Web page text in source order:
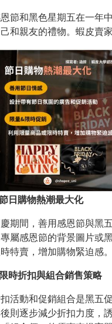
節和黑色星期五在一年
和親友的禮物。蝦皮賣
日購物熱潮最大化
期間，善用感恩節與黑
屬感恩節的背景圖片或
特賣，增加購物緊迫感。
時折扣與組合銷售策略
活動和促銷組合是黑五
則逐步減少折扣力度，